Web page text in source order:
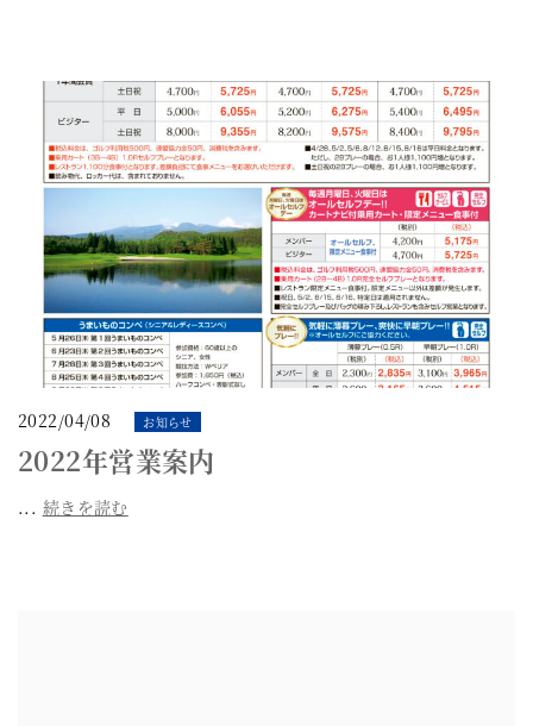
2022/04/08 お知らせ
2022年営業案内
... 続きを読む